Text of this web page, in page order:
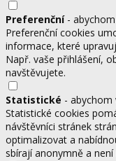
Preferenční- abychom
Preferenční cookies
informace, které
Např. vaše přihlášení,
navštěvujete.
Statistické - abychom
Statistické cookies
návštěvníci stránek
optimalizovat a
sbírají anonymně a